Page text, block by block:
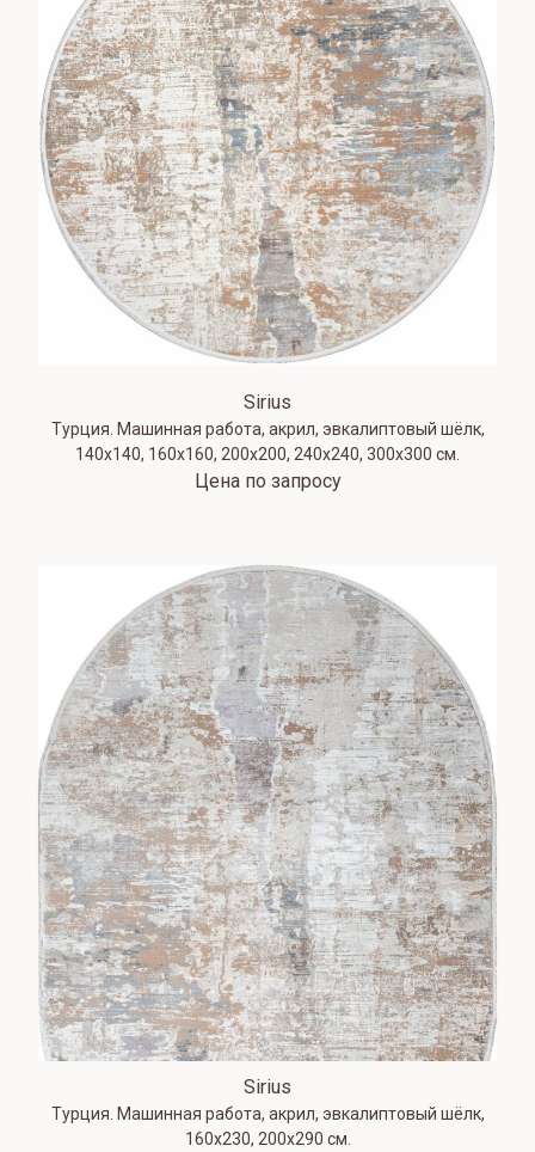
Sirius
Турция. Машинная работа, акрил, эвкалиптовый шёлк,
140х140, 160х160, 200х200, 240х240, 300x300 см.
Цена по запросу
Sirius
Турция. Машинная работа, акрил, эвкалиптовый шёлк,
160х230, 200х290 см.